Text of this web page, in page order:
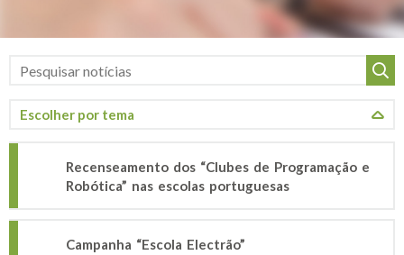
Recenseamento dos “Clubes de Programação e
Robótica” nas escolas portuguesas
Campanha “Escola Electrão”